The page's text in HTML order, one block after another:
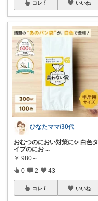
コレ いいね
ひなたママ/30代
おむつのにおい対策に✨️ 白色タ
イプのにお ...
￥ 980～
0 2 43
コレ いいね